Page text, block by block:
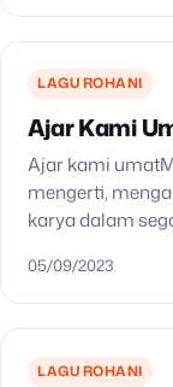
LAGU ROHANI
Ajar Kami
Ajar kami
mengerti,
karya dalam
05/09/2023
LAGU ROHANI